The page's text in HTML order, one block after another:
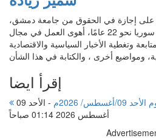
على إجازة في الحقوق من جامعة دمشق،
زاولت مهنة المحاماة في سوريا نحو 22 عامًا، أهوى العمل في مجال
وتغطية الأخبار السياسية والاقتصادية
إقرأ ايضا
2026م -
الأحد 09
أغسطس 2026 01:14 صباحاً